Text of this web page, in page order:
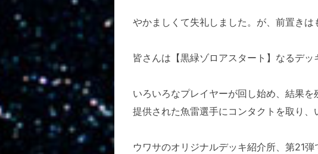
やかましくて失礼しました。が、前置きは
皆さんは【黒緑ゾロアスタート】なるデ
いろいろなプレイヤーが回し始め、結果
提供された魚雷選手にコンタクトを取り、
ウワサのオリジナルデッキ紹介所、第21弾